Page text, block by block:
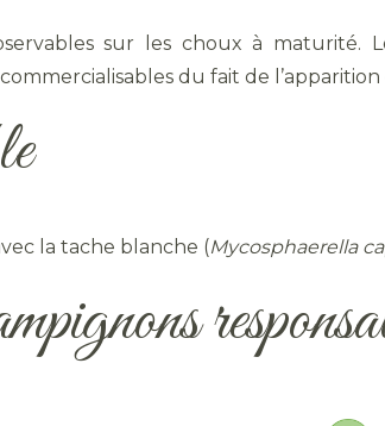
sur les choux à
du fait de l’apparition
la tache blanche (Mycosphaerella